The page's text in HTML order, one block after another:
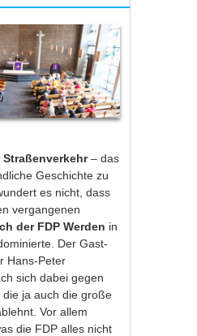
– das
Geschichte zu
es nicht, dass
vergangenen
der FDP Werden in
Der Gast-
Hans-Peter
sich dabei gegen
ja auch die große
Vor allem
die FDP alles nicht